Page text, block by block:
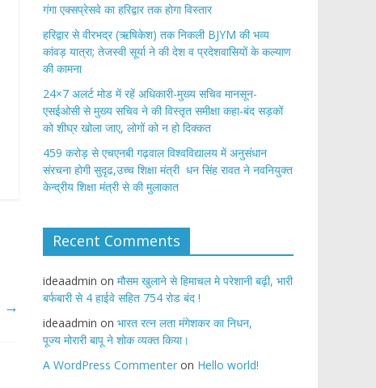
→
गंगा एक्सप्रेसवे का हरिद्वार तक होगा विस्तार
​हरिद्वार से वीरभद्र (ऋषिकेश) तक निकली BJYM की भव्य
कांवड़ यात्रा; तेजस्वी सूर्या ने की देश व प्रदेशवासियों के कल्याण
की कामना
24×7 अलर्ट मोड में रहें अधिकारी-मुख्य सचिव मानसून-
एसईओसी से मुख्य सचिव ने की विस्तृत समीक्षा कहा-बंद सड़कों
को शीघ्र खोला जाए, लोगों को न हो दिक्कत
459 करोड़ से एचएनबी गढ़वाल विश्वविद्यालय में अनुसंधान
संरचना होगी सुदृढ,उच्च शिक्षा मंत्री धन सिंह रावत ने नवनियुक्त
केन्द्रीय शिक्षा मंत्री से की मुलाकात
Recent Comments
ideaadmin on मौसम खुलाने से हिमाचल मे परेशानी बढ़ी, भारी
बर्फबारी से 4 हाईवे सहित 754 रोड बंद !
ideaadmin on भारत रत्न लता मंगेशकर का निधन,
पूज्य मोरारी बापू ने शोक व्यक्त किया।
A WordPress Commenter on Hello world!